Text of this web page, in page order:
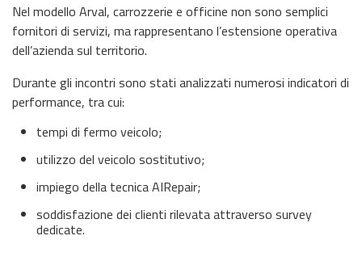
Nel modello Arval, carrozzerie e officine non sono semplici
fornitori di servizi, ma rappresentano l’estensione operativa
dell’azienda sul territorio.
Durante gli incontri sono stati analizzati numerosi indicatori di
performance, tra cui:
tempi di fermo veicolo;
utilizzo del veicolo sostitutivo;
impiego della tecnica AIRepair;
soddisfazione dei clienti rilevata attraverso survey
dedicate.